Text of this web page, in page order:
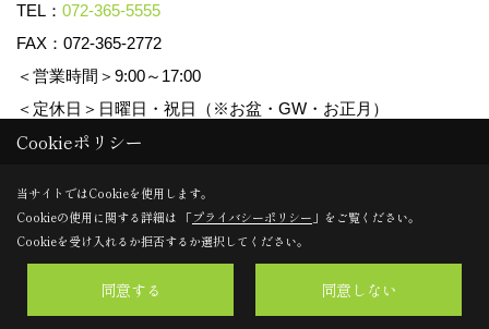
TEL： 072-365-5555
FAX：072-365-2772
＜営業時間＞9:00～17:00
＜定休日＞日曜日・祝日（※お盆・GW・お正月）
Copyright (c) マルゼンコーポレーション. All Rights Reserved.
Produced byゴデスクリエイト
Cookieポリシー
当サイトではCookieを使用します。
Cookieの使用に関する詳細は 「プライバシーポリシー 」をご覧ください。
Cookieを受け入れるか拒否するか選択してください。
同意する 同意しない